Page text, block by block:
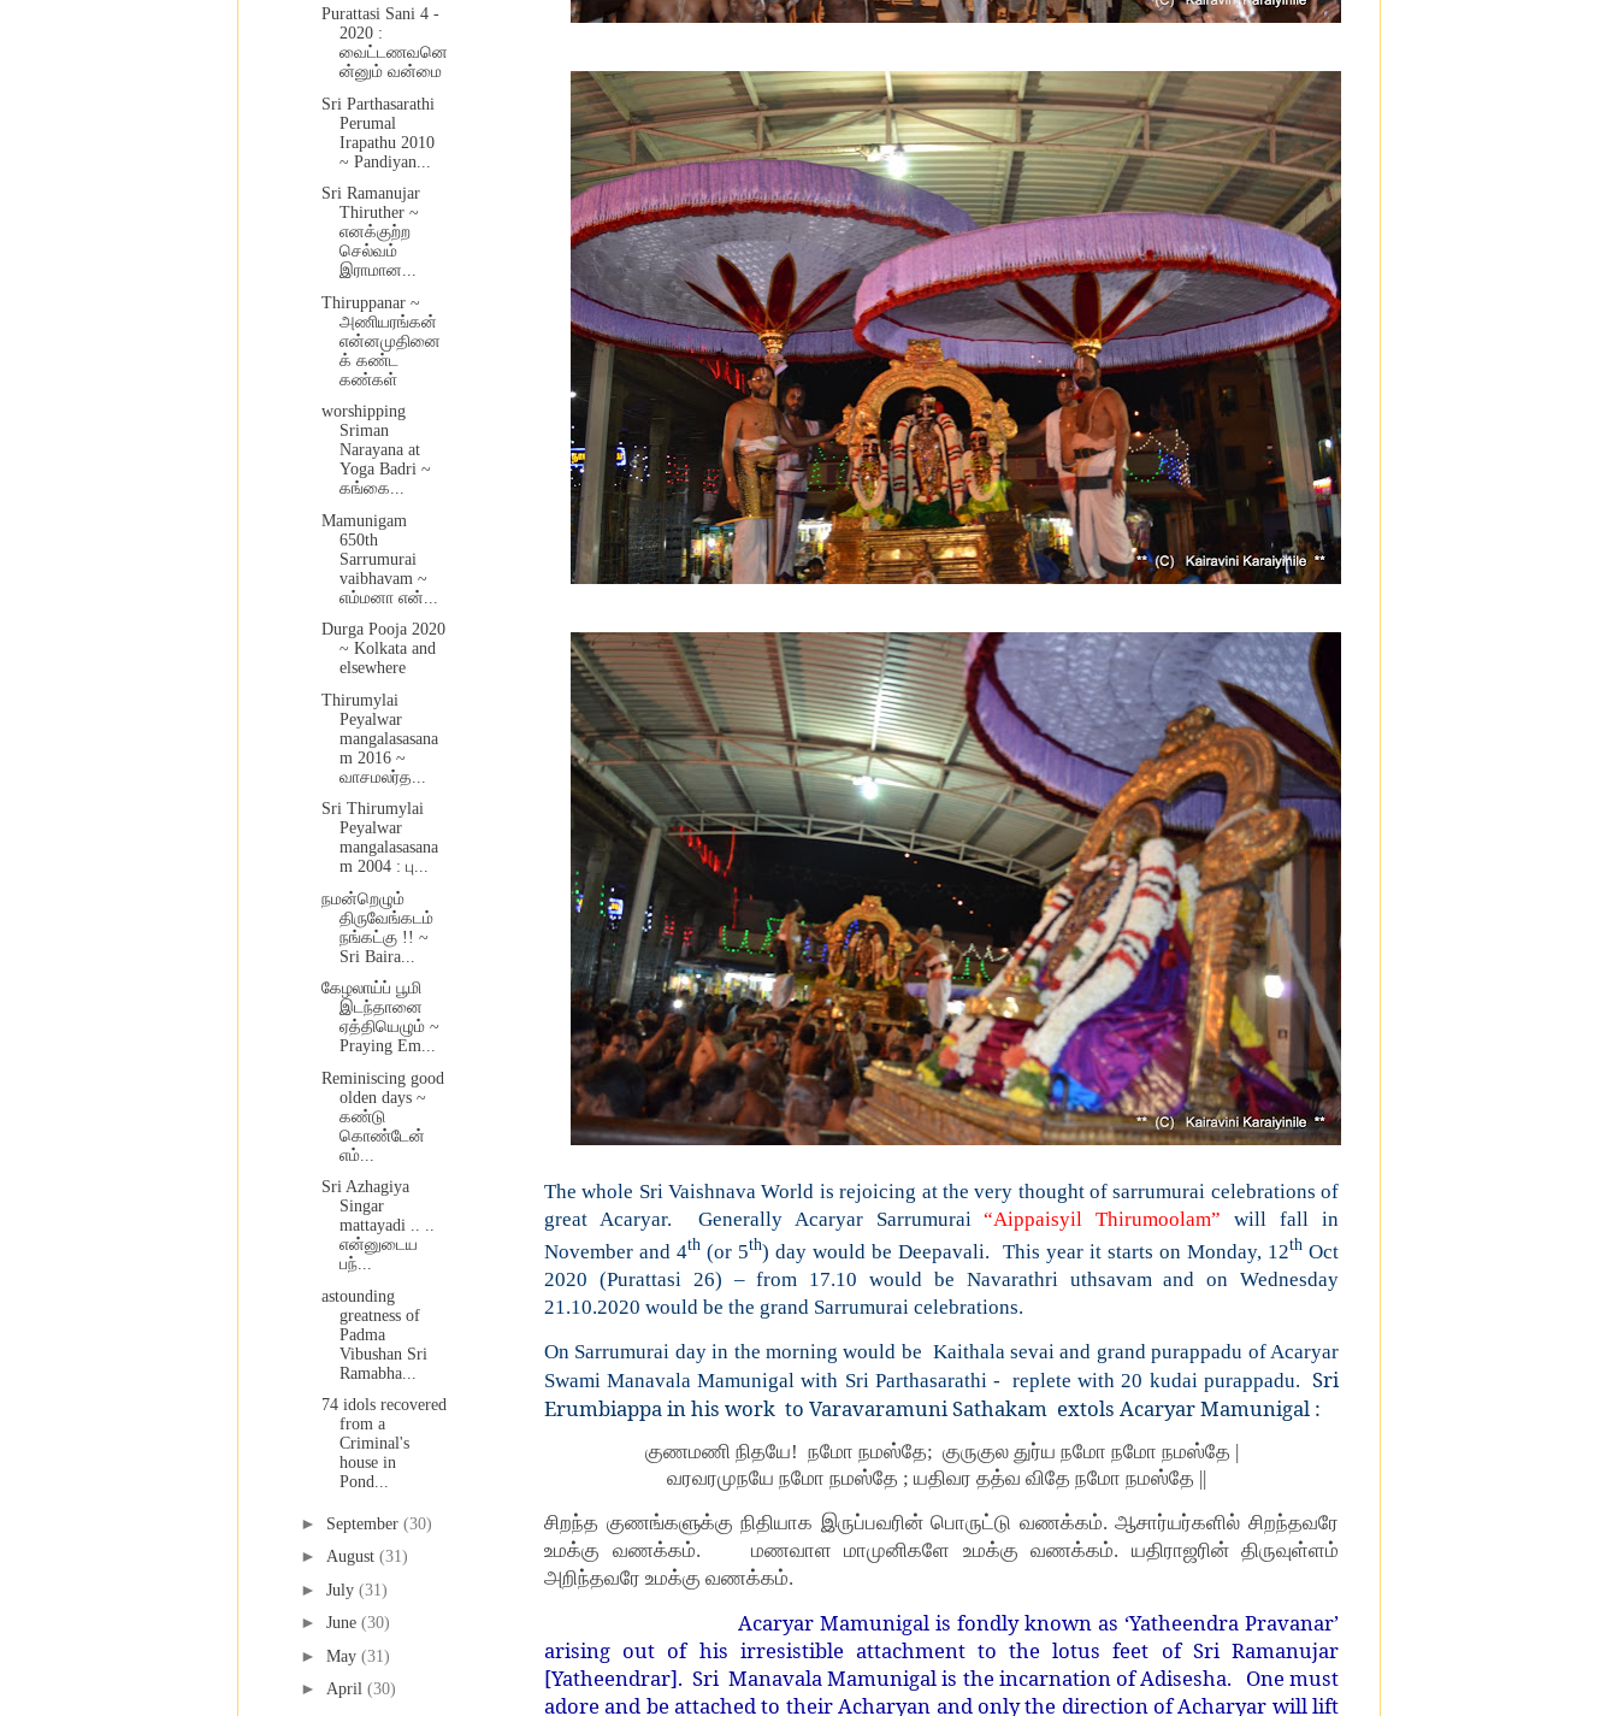
The whole Sri Vaishnava World is rejoicing at the very thought of sarrumurai celebrations of
great Acaryar. Generally Acaryar Sarrumurai“Aippaisyil Thirumoolam” will fall in
November and 4th (or 5th) day would be Deepavali. This year it starts on Monday, 12thOct
2020 (Purattasi 26) – from 17.10 would be Navarathri uthsavam and on Wednesday
21.10.2020 would be the grand Sarrumurai celebrations.
On Sarrumurai day in the morning would be Kaithala sevai and grand purappadu of Acaryar
Swami Manavala Mamunigal with Sri Parthasarathi - replete with 20 kudai purappadu. Sri
Erumbiappa in his work to Varavaramuni Sathakam extols Acaryar Mamunigal :
குணமணி நிதயே! நமோ நமஸ்தே; குருகுல துர்ய நமோ நமோ நமஸ்தே |
வரவரமுநயே நமோ நமஸ்தே ; யதிவர தத்வ விதே நமோ நமஸ்தே ||
சிறந்த குணங்களுக்கு நிதியாக இருப்பவரின் பொருட்டு வணக்கம். ஆசார்யர்களில் சிறந்தவரே
உமக்கு வணக்கம். மணவாள மாமுனிகளே உமக்கு வணக்கம். யதிராஜரின் திருவுள்ளம்
அறிந்தவரே உமக்கு வணக்கம்.
Acaryar Mamunigal is fondly known as ‘Yatheendra Pravanar’
arising out of his irresistible attachment to the lotus feet of Sri Ramanujar
[Yatheendrar]. Sri Manavala Mamunigal is the incarnation of Adisesha. One must
adore and be attached to their Acharyan and only the direction of Acharyar will lift
Purattasi Sani 4 -
2020 :
வைட்டணவனெ
ன்னும் வன்மை
Sri Parthasarathi
Perumal
Irapathu 2010
~ Pandiyan...
Sri Ramanujar
Thiruther ~
எனக்குற்ற
செல்வம்
இராமான...
Thiruppanar ~
அணியரங்கன்
என்னமுதினை
க் கண்ட
கண்கள்
worshipping
Sriman
Narayana at
Yoga Badri ~
கங்கை...
Mamunigam
650th
Sarrumurai
vaibhavam ~
எம்மனா என்...
Durga Pooja 2020
~ Kolkata and
elsewhere
Thirumylai
Peyalwar
mangalasasana
m 2016 ~
வாசமலர்த...
Sri Thirumylai
Peyalwar
mangalasasana
m 2004 : பு...
நமன்றெழும்
திருவேங்கடம்
நங்கட்கு !! ~
Sri Baira...
கேழலாய்ப் பூமி
இடந்தானை
ஏத்தியெழும் ~
Praying Em...
Reminiscing good
olden days ~
கண்டு
கொண்டேன்
எம்...
Sri Azhagiya
Singar
mattayadi .. ..
என்னுடைய
பந்...
astounding
greatness of
Padma
Vibushan Sri
Ramabha...
74 idols recovered
from a
Criminal's
house in
Pond...
► September (30)
► August (31)
► July (31)
► June (30)
► May (31)
► April (30)